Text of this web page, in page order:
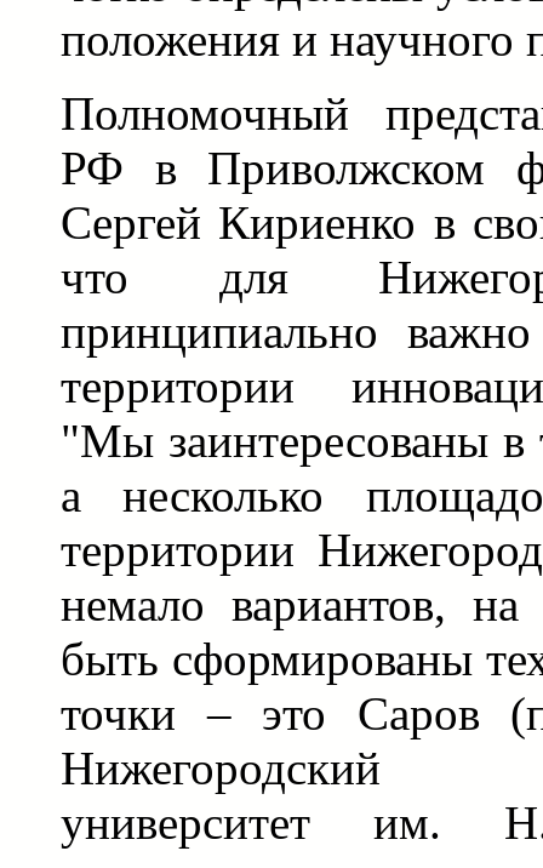
положения и научного
Полномочный
РФ в Приволжском
Сергей Кириенко в
что для
принципиально
территории
"Мы заинтересованы в
а несколько
территории
немало вариантов,
быть сформированы
точки – это Саров
Нижегородский
университет им.